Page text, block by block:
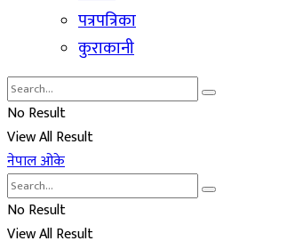
पत्रपत्रिका
कुराकानी
No Result
View All Result
नेपाल ओके
No Result
View All Result